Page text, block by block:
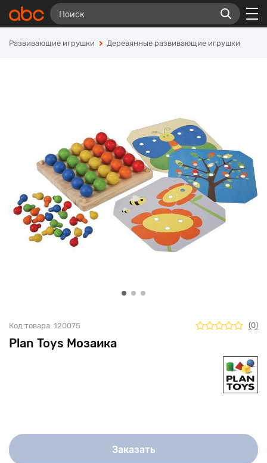
Развивающие игрушки Деревянные развивающие игрушки
Plan Toys Мозаика
Код товара: 120075 (0)
Заказать